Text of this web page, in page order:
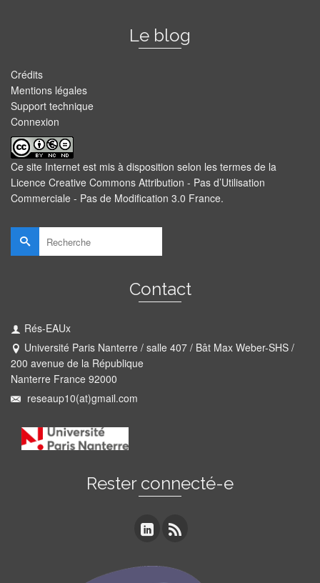
Le blog
Crédits
Mentions légales
Support technique
Connexion
Ce site Internet est mis à disposition selon les termes de la
Licence Creative Commons Attribution - Pas d’Utilisation
Commerciale - Pas de Modification 3.0 France.
Rechercher :
Contact
Rés-EAUx
Université Paris Nanterre / salle 407 / Bât Max Weber-SHS /
200 avenue de la République
Nanterre France 92000
reseaup10(at)gmail.com
Rester connecté-e